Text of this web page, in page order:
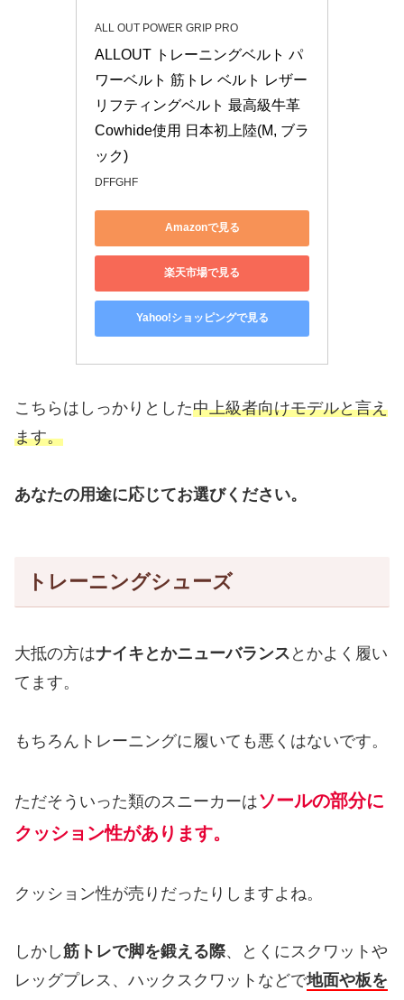
ALL OUT POWER GRIP PRO
ALLOUT トレーニングベルト パ
ワーベルト 筋トレ ベルト レザー
リフティングベルト 最高級牛革
Cowhide使用 日本初上陸(M, ブラ
ック)
DFFGHF
Amazonで見る
楽天市場で見る
Yahoo!ショッピングで見る
こちらはしっかりとした中上級者向けモデルと言え
ます。
あなたの用途に応じてお選びください。
トレーニングシューズ
大抵の方はナイキとかニューバランス とかよく履い
てます。
もちろんトレーニングに履いても悪くはないです。
ただそういった類のスニーカーはソールの部分に
クッション性があります。
クッション性が売りだったりしますよね。
しかし筋トレで脚を鍛える際、とくにスクワットや
レッグプレス、ハックスクワットなどで地面や板を